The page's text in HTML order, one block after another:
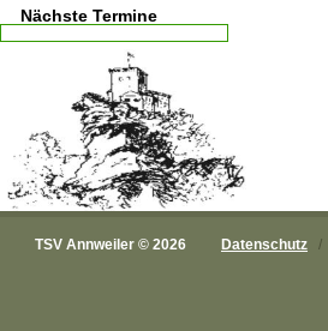
Nächste Termine
TSV Annweiler © 2026 Datenschutz /